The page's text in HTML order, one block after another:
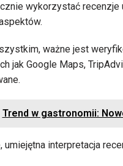
wykorzystać
ważne jest
jak Google Maps,
Trend w gastronomii:
umiejętna interpretacja